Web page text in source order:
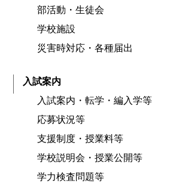
部活動・生徒会
学校施設
災害時対応・各種届出
入試案内
入試案内・転学・編入学等
応募状況等
支援制度・授業料等
学校説明会・授業公開等
学力検査問題等